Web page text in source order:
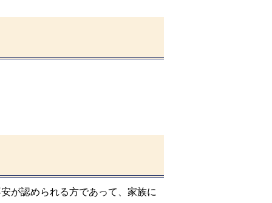
が認められる方であって、家族に